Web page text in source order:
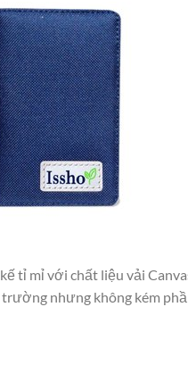
tỉ mỉ với chất liệu vải
nhưng không kém